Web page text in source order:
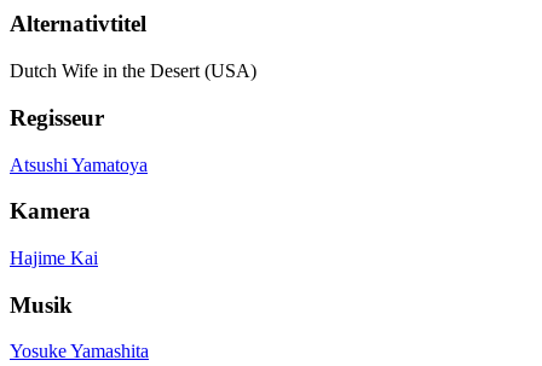
Alternativtitel
Dutch Wife in the Desert (USA)
Regisseur
Atsushi Yamatoya
Kamera
Hajime Kai
Musik
Yosuke Yamashita